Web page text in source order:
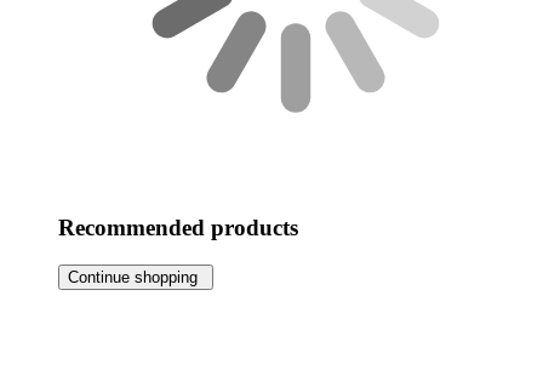
Recommended products
Continue shopping